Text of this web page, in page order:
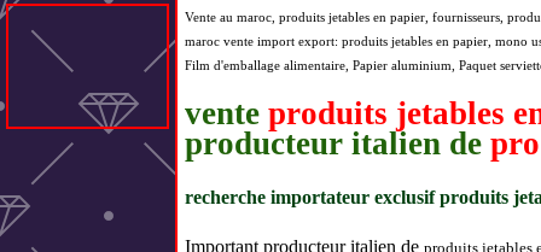
Vente au maroc, produits jetables en papier , fournisseurs,
maroc vente import export: produits jetables en papier, mono
Film d'emballage alimentaire, Papier aluminium, Paquet
vente produits jetables
producteur italien de
recherche importateur exclusif produits
Important producteur italien de produits jetables